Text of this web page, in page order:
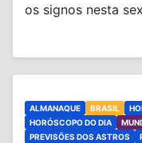
os signos nesta
ALMANAQUE BRASIL
HORÓSCOPO DO DIA
PREVISÕES DOS ASTROS